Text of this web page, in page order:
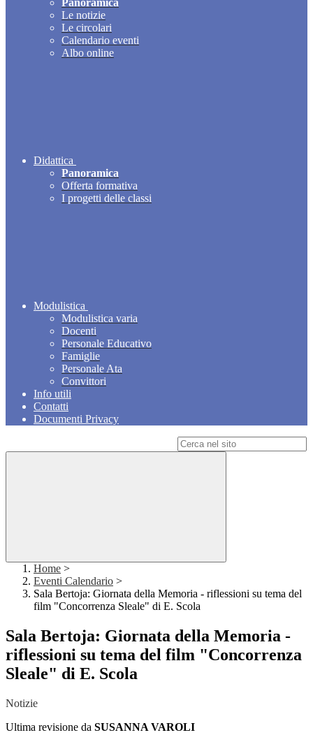
Panoramica
Le notizie
Le circolari
Calendario eventi
Albo online
Didattica
Panoramica
Offerta formativa
I progetti delle classi
Modulistica
Modulistica varia
Docenti
Personale Educativo
Famiglie
Personale Ata
Convittori
Info utili
Contatti
Documenti Privacy
Home >
Eventi Calendario >
Sala Bertoja: Giornata della Memoria - riflessioni su tema del
film "Concorrenza Sleale" di E. Scola
Sala Bertoja: Giornata della Memoria -
riflessioni su tema del film "Concorrenza
Sleale" di E. Scola
Notizie
Ultima revisione da SUSANNA VAROLI